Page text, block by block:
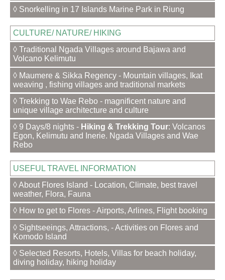
◊ Snorkelling in 17 Islands Marine Park in Riung
CULTURE/ NATURE/ HIKING
◊ Traditional Ngada Villages around Bajawa and
Volcano Kelimutu
◊ Maumere & Sikka Regency - Mountain villages, Ikat
weaving , fishing villages and traditional markets
◊ Trekking to Wae Rebo - magnificent nature and
unique village architecture and culture
◊ 9 Days/8 nights - Hiking & Trekking Tour: Volcanos
Egon, Kelimutu and Inerie. Ngada Villages and Wae
Rebo
USEFUL TRAVEL INFORMATION
◊ About Flores Island - Location, Climate, best travel
weather, Flora, Fauna
◊ How to get to Flores - Airports, Arlines, Flight booking
◊ Sightseeings, Attractions, - Activities on Flores and
Komodo Island
◊ Selected Resorts, Hotels, Villas for beach holiday,
diving holiday, hiking holiday